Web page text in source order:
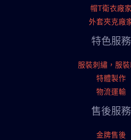
帽T衛衣廠家
外套夾克廠
特色服務
服裝刺繡，服裝
特體製作
物流運輸
售後服務
金牌售後